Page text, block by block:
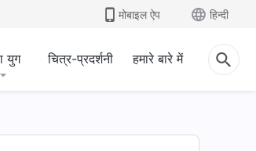
मोबाइल ऐप हिन्दी
युग चित्र-प्रदर्शनी हमारे बारे में
सर्वशक्तिमान परमेश्वर के वचन "बाइबल के